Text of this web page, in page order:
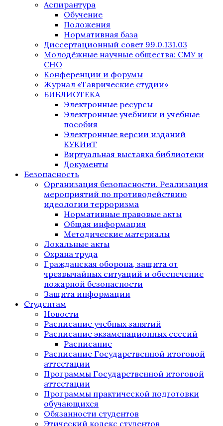
Аспирантура
Обучение
Положения
Нормативная база
Диссертационный совет 99.0.131.03
Молодёжные научные общества: СМУ и
СНО
Конференции и форумы
Журнал «Таврические студии»
БИБЛИОТЕКА
Электронные ресурсы
Электронные учебники и учебные
пособия
Электронные версии изданий
КУКИиТ
Виртуальная выставка библиотеки
Документы
Безопасность
Организация безопасности. Реализация
мероприятий по противодействию
идеологии терроризма
Нормативные правовые акты
Общая информация
Методические материалы
Локальные акты
Охрана труда
Гражданская оборона, защита от
чрезвычайных ситуаций и обеспечение
пожарной безопасности
Защита информации
Студентам
Новости
Расписание учебных занятий
Расписание экзаменационных сессий
Расписание
Расписание Государственной итоговой
аттестации
Программы Государственной итоговой
аттестации
Программы практической подготовки
обучающихся
Обязанности студентов
Этический кодекс студентов